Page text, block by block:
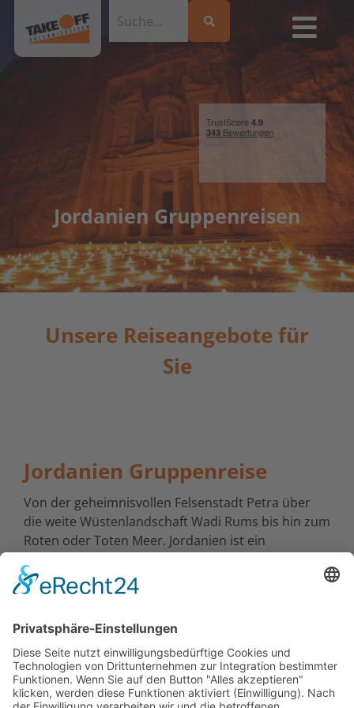
Jordanien Gruppenreisen
Unsere Reiseangebote für
Sie
Jordanien Gruppenreise
Von der geheimnisvollen Felsenstadt Petra über
die weite Wüstenlandschaft Wadi Rums bis hin zum
Roten oder Toten Meer. Jordanien ist ein
Schönheit und Vielfalt insbesondere in den letzten
Jahren als Reiseziel an Bedeutung gewonnen hat.
Personen haben Sie die Möglichkeit, das Know-How
der Reiseleiter mit der persönlichen Atmosphäre in
der Gruppe zu kombinieren und so das Beste aus
Ihrer Reisezeit zu holen!